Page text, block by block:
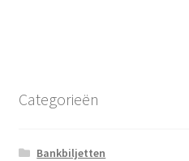
Categorieën
Bankbiljetten